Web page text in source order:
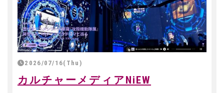
2026/07/16(Thu)
カルチャーメディアNiEW